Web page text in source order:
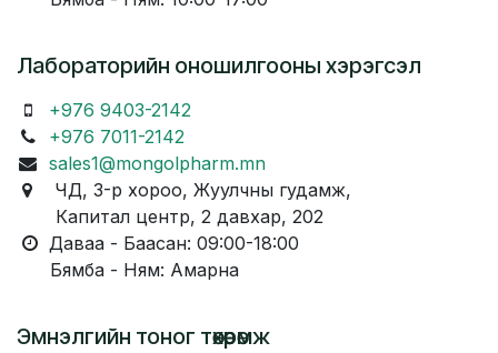
Лабораторийн оношилгооны хэрэгсэл
+976 9403-2142
+976 7011-2142
sales1@mongolpharm.mn
ЧД, 3-р хороо, Жуулчны гудамж,
Капитал центр, 2 давхар, 202
Даваа - Баасан: 09:00-18:00
Бямба - Ням: Амарна
Эмнэлгийн тоног төхөөрөмж